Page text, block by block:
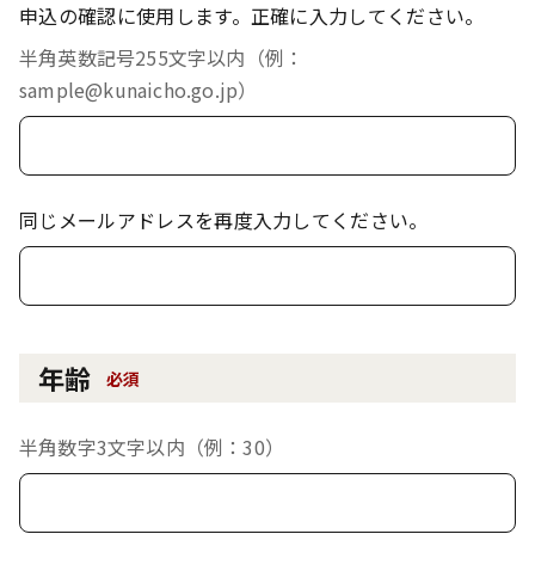
申込の確認に使用します。正確に入力してください。
半角英数記号255文字以内（例：
sample@kunaicho.go.jp）
同じメールアドレスを再度入力してください。
年齢 必須
半角数字3文字以内（例：30）